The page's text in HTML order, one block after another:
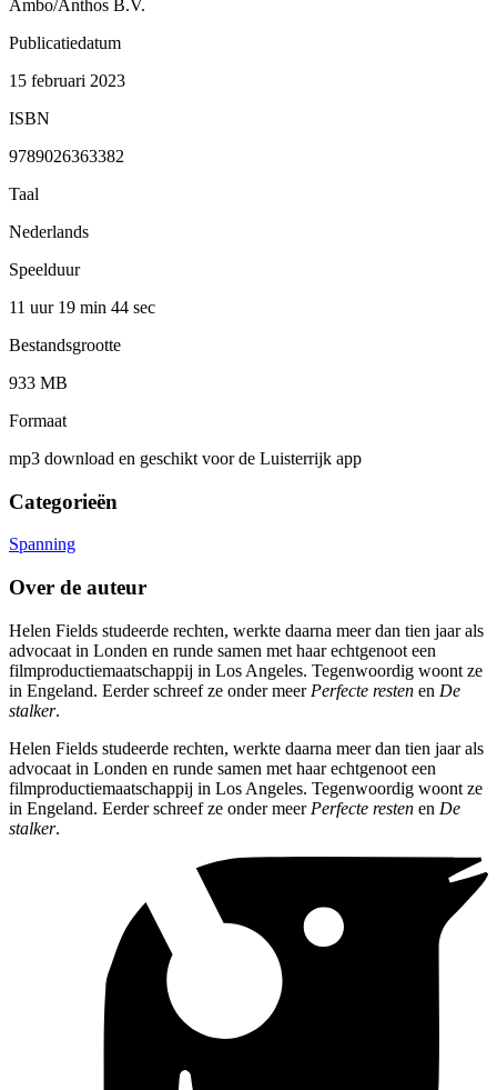
Ambo/Anthos B.V.
Publicatiedatum
15 februari 2023
ISBN
9789026363382
Taal
Nederlands
Speelduur
11 uur 19 min 44 sec
Bestandsgrootte
933 MB
Formaat
mp3 download en geschikt voor de Luisterrijk app
Categorieën
Spanning
Over de auteur
Helen Fields studeerde rechten, werkte daarna meer dan tien jaar als
advocaat in Londen en runde samen met haar echtgenoot een
filmproductiemaatschappij in Los Angeles. Tegenwoordig woont ze
in Engeland. Eerder schreef ze onder meer Perfecte resten en De
stalker.
Helen Fields studeerde rechten, werkte daarna meer dan tien jaar als
advocaat in Londen en runde samen met haar echtgenoot een
filmproductiemaatschappij in Los Angeles. Tegenwoordig woont ze
in Engeland. Eerder schreef ze onder meer Perfecte resten en De
stalker.